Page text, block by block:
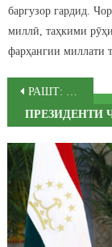
баргузор гардид.
миллӣ, таҳкими
фарҳангии миллати
Post
РАШТ: ДУ ИНШООТИ НАВ ДАР ОСТОНАИ ҶАШНИ ИСТИҚЛОЛ БА ИСТИФОДА ДОДА ШУД
ПРЕЗИДЕНТИ